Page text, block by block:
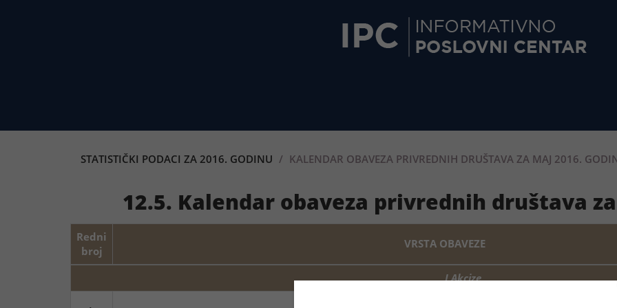
STATISTIČKI PODACI ZA 2016. GODINU KALENDAR OBAVEZA PRIVREDNIH DRUŠTAVA ZA MAJ 2016.
12.5. Kalendar obaveza privrednih društava za
Redni
broj
VRSTA OBAVEZE
I Akcize